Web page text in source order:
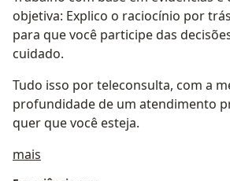
objetiva: Explico o raciocínio por
para que você participe das
cuidado.
Tudo isso por teleconsulta, com a
profundidade de um atendimento
quer que você esteja.
mais